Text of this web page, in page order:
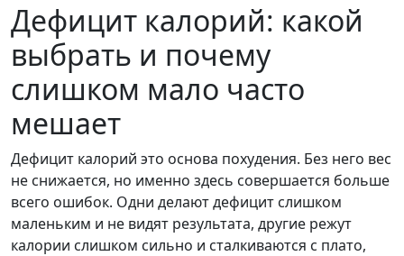
Дефицит калорий: какой
выбрать и почему
слишком мало часто
мешает
Дефицит калорий это основа похудения. Без него вес
не снижается, но именно здесь совершается больше
всего ошибок. Одни делают дефицит слишком
маленьким и не видят результата, другие режут
калории слишком сильно и сталкиваются с плато,